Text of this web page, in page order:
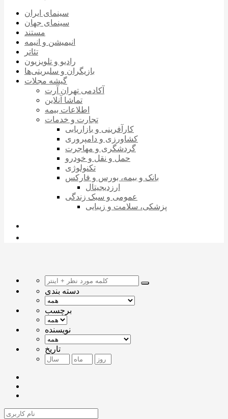
سینمای ایران
سینمای جهان
مستند
انیمیشن و انیمه
تئاتر
رادیو و تلویزیون
بازیگران و سلبریتی‌ها
گیشه مجلات
آکادمی تهران آرت
تماشا آنلاین
اطلاعات بیمه
تجارت و خدمات
کارآفرینی و بازاریابی
کشاورزی و دامپروری
گردشگری و مهاجرت
حمل و نقل و خودرو
تکنولوژی
بانک و بیمه، بورس و فارکس
ارزدیجیتال
عمومی و سبک زندگی
پزشکی، سلامت و زیبایی
دسته بندی
برچسب
نویسنده
تاریخ